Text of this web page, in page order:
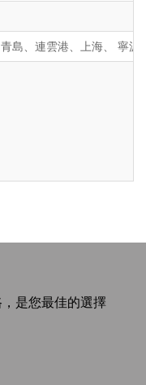
島、連雲港、上海、 寧
是您最佳的選擇